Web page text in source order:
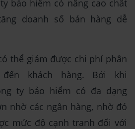
bảo hiểm có nâng cao chất
doanh số bán hàng dễ
thể giảm được chi phí phân
khách hàng. Bởi khi
ty bảo hiểm có đa dạng
nhờ các ngân hàng, nhờ đó
mức độ cạnh tranh đối với